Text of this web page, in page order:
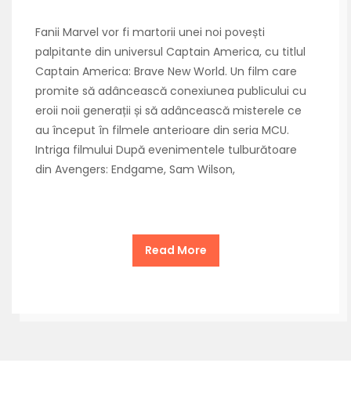
Fanii Marvel vor fi martorii unei noi povești
palpitante din universul Captain America, cu titlul
Captain America: Brave New World. Un film care
promite să adâncească conexiunea publicului cu
eroii noii generații și să adâncească misterele ce
au început în filmele anterioare din seria MCU.
Intriga filmului După evenimentele tulburătoare
din Avengers: Endgame, Sam Wilson,
Read More